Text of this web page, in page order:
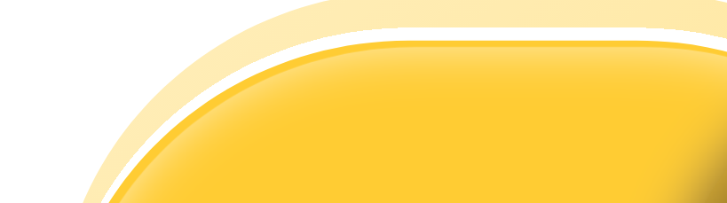
Handelsstrategier